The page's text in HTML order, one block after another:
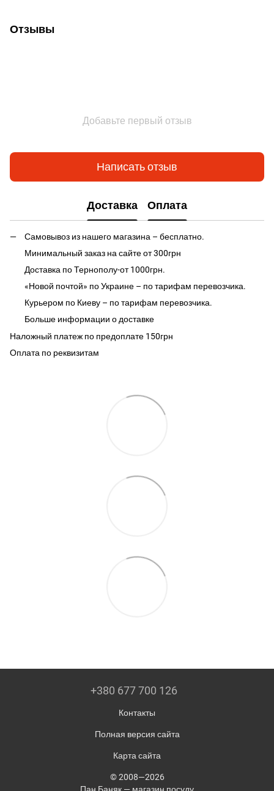
Отзывы
Добавьте первый отзыв
Написать отзыв
Доставка Оплата
Самовывоз из нашего магазина – бесплатно.
Минимальный заказ на сайте от 300грн
Доставка по Тернополу-от 1000грн.
«Новой почтой» по Украине – по тарифам перевозчика.
Курьером по Киеву – по тарифам перевозчика.
Больше информации о доставке
Наложный платеж по предоплате 150грн
Оплата по реквизитам
+380 677 700 126
Контакты
Полная версия сайта
Карта сайта
© 2008—2026
Пан Баняк — магазин посуду